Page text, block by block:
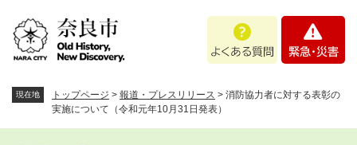
あ
問
・
現在地 トップページ > 報道・プレスリリース > 消防協力者に対する表彰の
実施について（令和元年10月31日発表）